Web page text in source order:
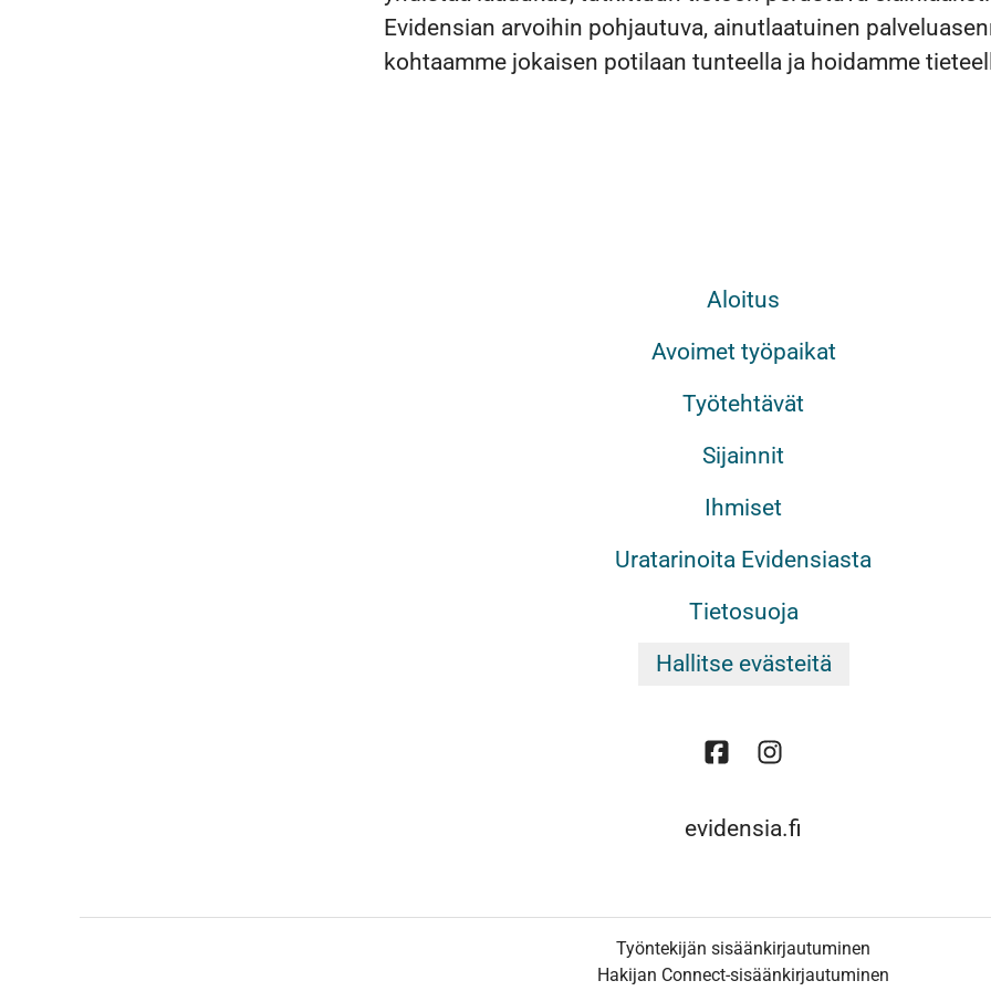
Evidensian arvoihin pohjautuva, ainutlaatuinen
kohtaamme jokaisen potilaan tunteella ja hoidamme
Aloitus
Avoimet työpaikat
Työtehtävät
Sijainnit
Ihmiset
Uratarinoita Evidensiasta
Tietosuoja
Hallitse evästeitä
evidensia.fi
Työntekijän sisäänkirjautuminen
Hakijan Connect-sisäänkirjautuminen